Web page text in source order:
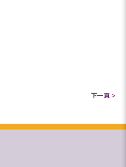
下一頁 >